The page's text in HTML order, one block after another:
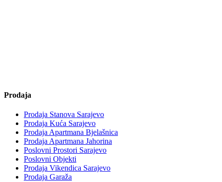
Prodaja
Prodaja Stanova Sarajevo
Prodaja Kuća Sarajevo
Prodaja Apartmana Bjelašnica
Prodaja Apartmana Jahorina
Poslovni Prostori Sarajevo
Poslovni Objekti
Prodaja Vikendica Sarajevo
Prodaja Garaža